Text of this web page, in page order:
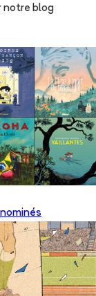
notre blog